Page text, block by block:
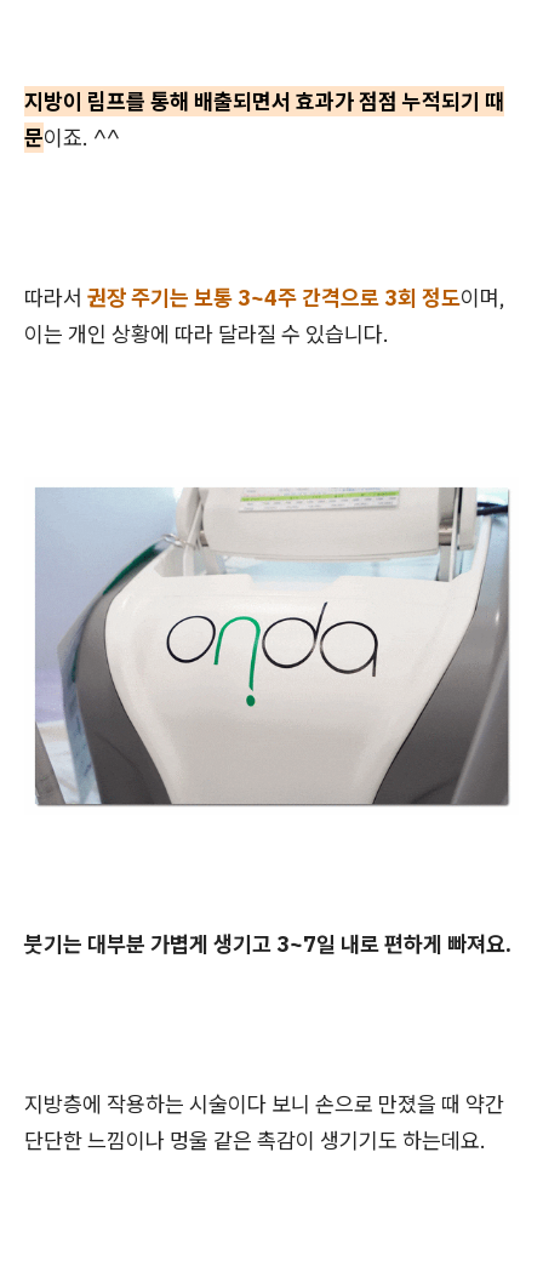
지방이 림프를 통해 배출되면서 효과가 점점 누적되기 때
문이죠. ^^
따라서 권장 주기는 보통 3~4주 간격으로 3회 정도이며,
이는 개인 상황에 따라 달라질 수 있습니다.
붓기는 대부분 가볍게 생기고 3~7일 내로 편하게 빠져요.
지방층에 작용하는 시술이다 보니 손으로 만졌을 때 약간
단단한 느낌이나 멍울 같은 촉감이 생기기도 하는데요.